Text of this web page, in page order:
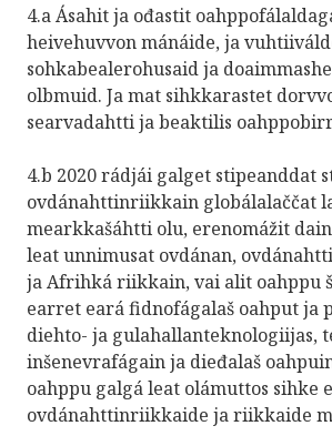
4.a Ásahit ja ođastit
heivehuvvon mánáide, ja
sohkabealerohusaid ja
olbmuid. Ja mat sihkkarastet
searvadahtti ja beaktilis
4.b 2020 rádjái galget stipeanddat
ovdánahttinriikkain globálalaččat
mearkkašáhtti olu, erenomážit
leat unnimusat ovdánan,
ja Afrihká riikkain, vai alit oahppu
earret eará fidnofágalaš oahput ja
diehto- ja gulahallanteknologiijas,
inšenevrafágain ja dieđalaš
oahppu galgá leat olámuttos sihke
ovdánahttinriikkaide ja riikkaide